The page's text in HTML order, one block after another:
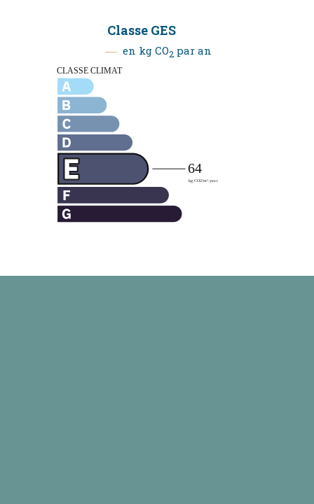
Classe GES
en kg CO2 par an